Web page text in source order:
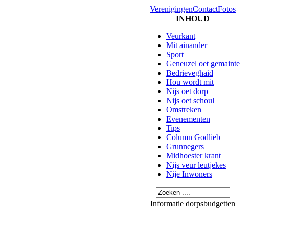
VerenigingenContactFotos
INHOUD
Veurkant
Mit ainander
Sport
Geneuzel oet gemainte
Bedrieveghaid
Hou wordt mit
Nijs oet dorp
Nijs oet schoul
Omstreken
Evenementen
Tips
Column Godlieb
Grunnegers
Midhoester krant
Nijs veur leutjekes
Nije Inwoners
Informatie dorpsbudgetten